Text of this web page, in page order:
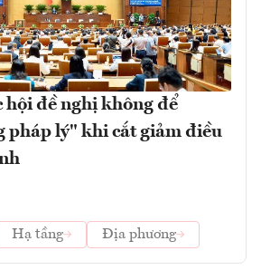
hội đề nghị không để
pháp lý" khi cắt giảm điều
Hạ tầng Địa phương